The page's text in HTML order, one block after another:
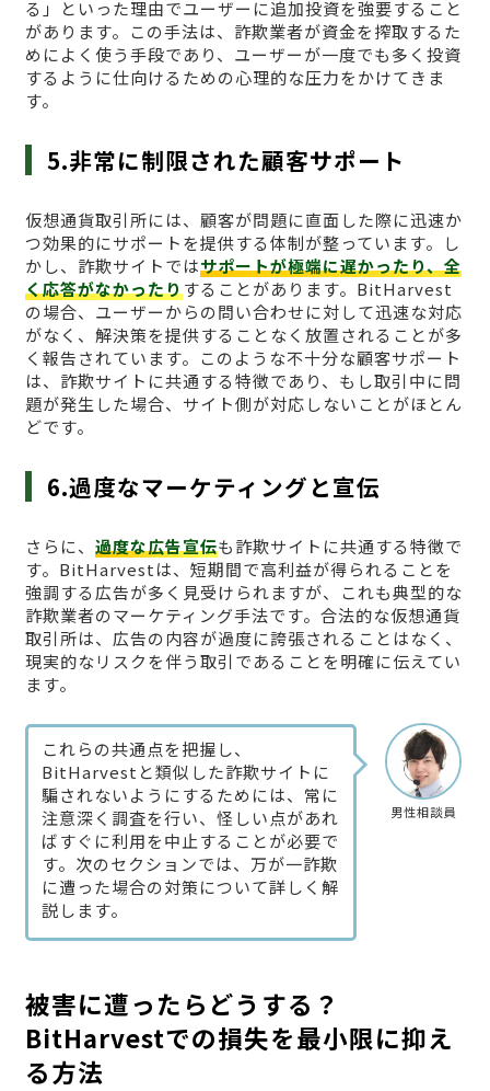
る」といった理由でユーザーに追加投資を強要すること
があります。この手法は、詐欺業者が資金を搾取するた
めによく使う手段であり、ユーザーが一度でも多く投資
するように仕向けるための心理的な圧力をかけてきま
す。
5.非常に制限された顧客サポート
仮想通貨取引所には、顧客が問題に直面した際に迅速か
つ効果的にサポートを提供する体制が整っています。し
かし、詐欺サイトではサポートが極端に遅かったり、全
く応答がなかったりすることがあります。BitHarvest
の場合、ユーザーからの問い合わせに対して迅速な対応
がなく、解決策を提供することなく放置されることが多
く報告されています。このような不十分な顧客サポート
は、詐欺サイトに共通する特徴であり、もし取引中に問
題が発生した場合、サイト側が対応しないことがほとん
どです。
6.過度なマーケティングと宣伝
さらに、 過度な広告宣伝も詐欺サイトに共通する特徴で
す。BitHarvestは、短期間で高利益が得られることを
強調する広告が多く見受けられますが、これも典型的な
詐欺業者のマーケティング手法です。合法的な仮想通貨
取引所は、広告の内容が過度に誇張されることはなく、
現実的なリスクを伴う取引であることを明確に伝えてい
ます。
男性相談員
これらの共通点を把握し、
BitHarvestと類似した詐欺サイトに
騙されないようにするためには、常に
注意深く調査を行い、怪しい点があれ
ばすぐに利用を中止することが必要で
す。次のセクションでは、万が一詐欺
に遭った場合の対策について詳しく解
説します。
被害に遭ったらどうする？
BitHarvestでの損失を最小限に抑え
る方法